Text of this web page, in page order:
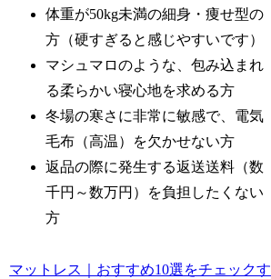
体重が50kg未満の細身・痩せ型の
方（硬すぎると感じやすいです）
マシュマロのような、包み込まれ
る柔らかい寝心地を求める方
冬場の寒さに非常に敏感で、電気
毛布（高温）を欠かせない方
返品の際に発生する返送送料（数
千円～数万円）を負担したくない
方
マットレス｜おすすめ10選をチェックす